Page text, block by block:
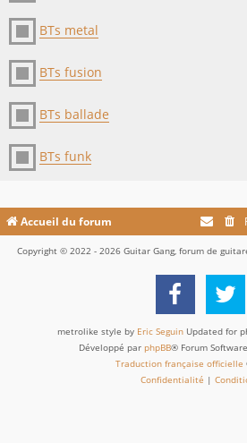
BTs metal
BTs fusion
BTs ballade
BTs funk
Accueil du forum
Copyright © 2022 - 2026 Guitar Gang, forum de
metrolike style by Eric Seguin Updated for
Développé par phpBB® Forum
Traduction française officielle
Confidentialité |